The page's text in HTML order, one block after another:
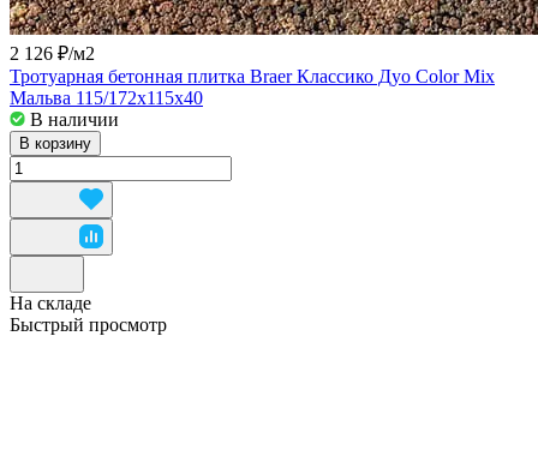
2 126 ₽/м2
Тротуарная бетонная плитка Braer Классико Дуо Color Mix
Мальва 115/172x115x40
В наличии
В корзину
На складе
Быстрый просмотр